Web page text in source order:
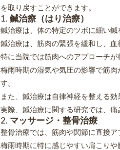
を取り戻すことができます。
1. 鍼治療（はり治療）
鍼治療は、体の特定のツボに細い
鍼治療は、筋肉の緊張を緩和し、血
特に当院では筋肉へのアプローチが
梅雨時期の湿気や気圧の影響で筋
す。
また、鍼治療は自律神経を整える
実際、鍼治療に関する研究では、
2. マッサージ・整骨治療
整骨治療では、筋肉や関節に直接
梅雨時期に特に感じやすい肩こり